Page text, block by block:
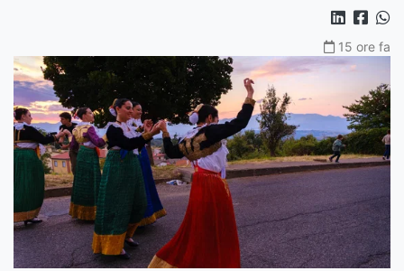
15 ore fa